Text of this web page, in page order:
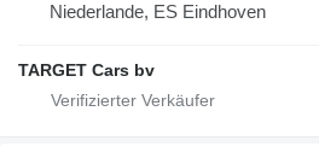
Niederlande, ES Eindhoven
TARGET Cars bv